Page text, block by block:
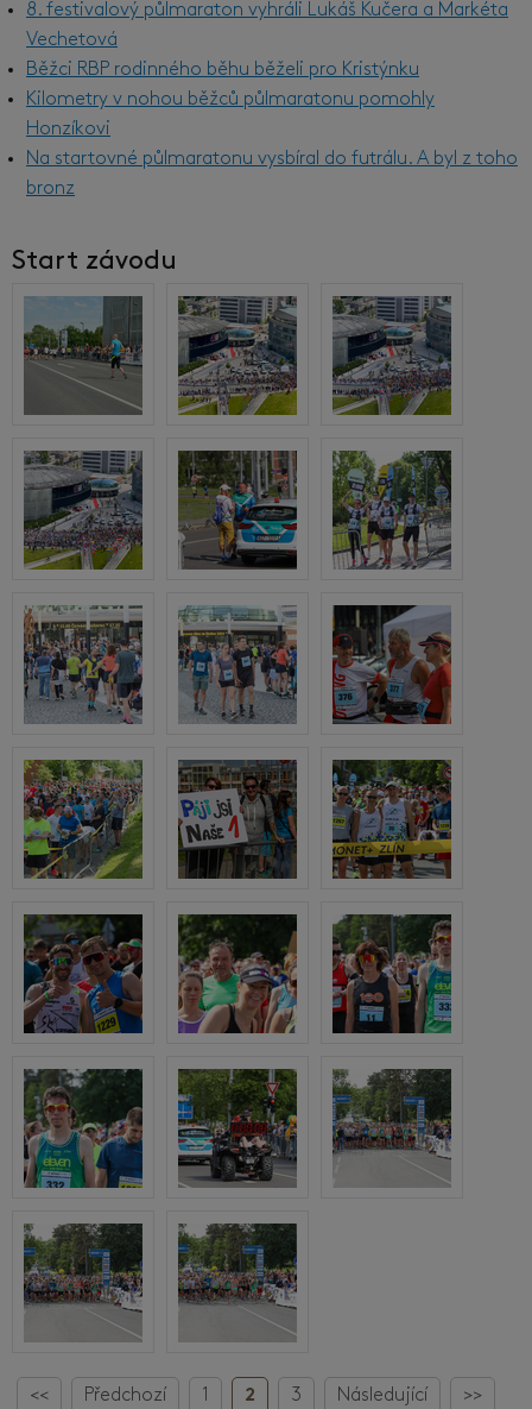
8. festivalový půlmaraton vyhráli Lukáš Kučera a Markéta
Vechetová
Běžci RBP rodinného běhu běželi pro Kristýnku
Kilometry v nohou běžců půlmaratonu pomohly
Honzíkovi
Na startovné půlmaratonu vysbíral do futrálu. A byl z toho
bronz
Start závodu
<< Předchozí 1 2 3 Následující >>